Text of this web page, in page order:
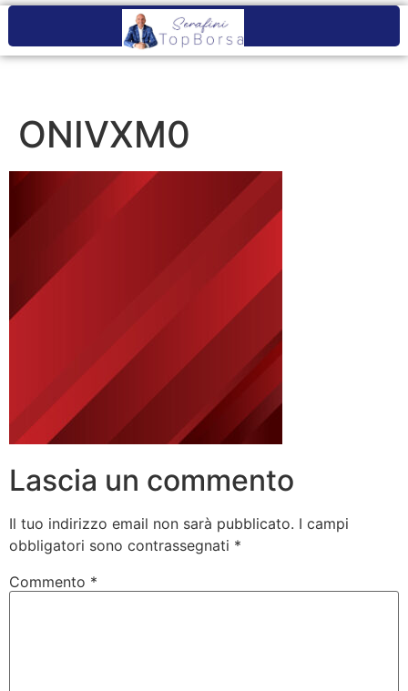
ONIVXM0
Lascia un commento
Il tuo indirizzo email non sarà pubblicato. I campi
obbligatori sono contrassegnati *
Commento *